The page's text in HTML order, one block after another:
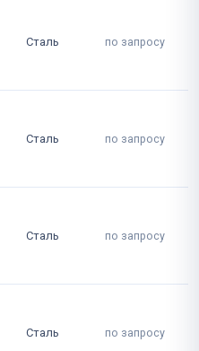
Сталь по запросу
Сталь по запросу
Сталь по запросу
Сталь по запросу